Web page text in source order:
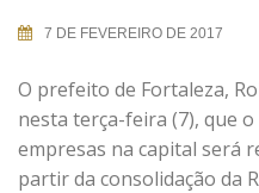
7 DE FEVEREIRO DE 2017
O prefeito de Fortaleza,
nesta terça-feira (7), que
empresas na capital será
partir da consolidação da